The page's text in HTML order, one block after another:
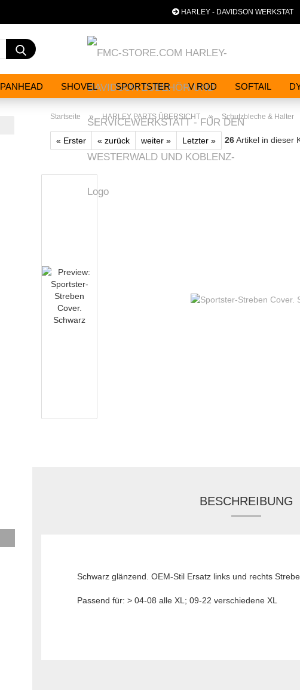
HARLEY - DAVIDSON WERKSTAT
Suche...
PANHEAD SHOVEL SPORTSTER V ROD SOFTAIL
Startseite » HARLEY PARTS ÜBERSICHT » Schutzbleche & Halter
« Erster « zurück weiter » Letzter » 26Artikel in dieser
BESCHREIBUNG
Schwarz glänzend. OEM-Stil Ersatz links und rechts
Passend für: > 04-08 alle XL; 09-22 verschiedene XL